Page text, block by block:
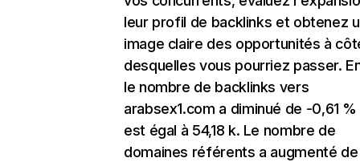
leur profil de backlinks et obtenez
image claire des opportunités à
desquelles vous pourriez passer.
le nombre de backlinks vers
arabsex1.com a diminué de -0,61
est égal à 54,18 k. Le nombre de
domaines référents a augmenté de